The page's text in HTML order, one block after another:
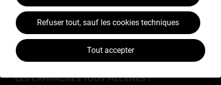
L’ŒUVRE À LA LOUPE
JEAN SIMEON CHARDIN
VOS CONTREPARTIES
ACTUALITÉS
LES CAMPAGNES TOUS MÉCÈNES !
Refuser tout, sauf les cookies techniques
Tout accepter